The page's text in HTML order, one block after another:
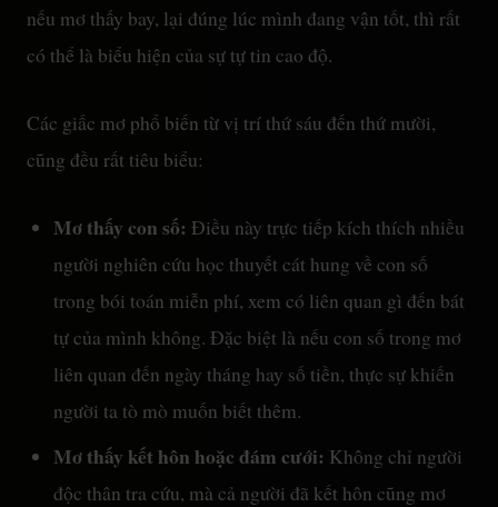
nếu mơ thấy bay, lại đúng lúc mình đang vận tốt, thì rất
có thể là biểu hiện của sự tự tin cao độ.
Các giấc mơ phổ biến từ vị trí thứ sáu đến thứ mười,
cũng đều rất tiêu biểu:
Mơ thấy con số: Điều này trực tiếp kích thích nhiều
người nghiên cứu học thuyết cát hung về con số
trong bói toán miễn phí, xem có liên quan gì đến bát
tự của mình không. Đặc biệt là nếu con số trong mơ
liên quan đến ngày tháng hay số tiền, thực sự khiến
người ta tò mò muốn biết thêm.
Mơ thấy kết hôn hoặc đám cưới: Không chỉ người
độc thân tra cứu, mà cả người đã kết hôn cũng mơ